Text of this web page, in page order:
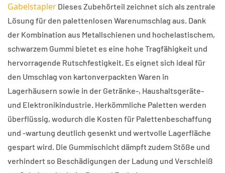
Gabelstapler Dieses Zubehörteil zeichnet sich als zentrale
Lösung für den palettenlosen Warenumschlag aus. Dank
der Kombination aus Metallschienen und hochelastischem,
schwarzem Gummi bietet es eine hohe Tragfähigkeit und
hervorragende Rutschfestigkeit. Es eignet sich ideal für
den Umschlag von kartonverpackten Waren in
Lagerhäusern sowie in der Getränke-, Haushaltsgeräte-
und Elektronikindustrie. Herkömmliche Paletten werden
überflüssig, wodurch die Kosten für Palettenbeschaffung
und -wartung deutlich gesenkt und wertvolle Lagerfläche
gespart wird. Die Gummischicht dämpft zudem Stöße und
verhindert so Beschädigungen der Ladung und Verschleiß